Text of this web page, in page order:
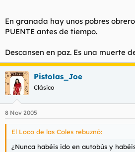
En granada hay unos pobres
PUENTE antes de tiempo.
Descansen en paz. Es una muerte
Pistolas_Joe
Clásico
8 Nov 2005
El Loco de las Coles rebuznó:
¿Nunca habéis ido en autobús y